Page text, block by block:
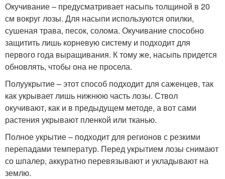
Окучивание – предусматривает насыпь толщиной в 20
см вокруг лозы. Для насыпи используются опилки,
сушеная трава, песок, солома. Окучивание способно
защитить лишь корневую систему и подходит для
первого года выращивания. К тому же, насыпь придется
обновлять, чтобы она не просела.
Полуукрытие – этот способ подходит для саженцев, так
как укрывает лишь нижнюю часть лозы. Ствол
окучивают, как и в предыдущем методе, а вот сами
растения укрывают пленкой или тканью.
Полное укрытие – подходит для регионов с резкими
перепадами температур. Перед укрытием лозы снимают
со шпалер, аккуратно перевязывают и укладывают на
землю.